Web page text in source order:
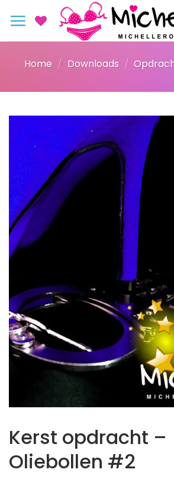
naar
Home / Downloads /
Kerst opdracht –
Oliebollen #2